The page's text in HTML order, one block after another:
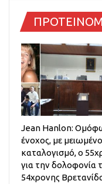
Jean Hanlon:
ένοχος, με μειωμένο
καταλογισμό, ο
για την δολοφονία
54χρονης